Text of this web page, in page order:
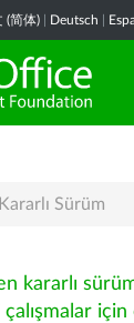
(简体) Deutsch
Sürüm
kararlı